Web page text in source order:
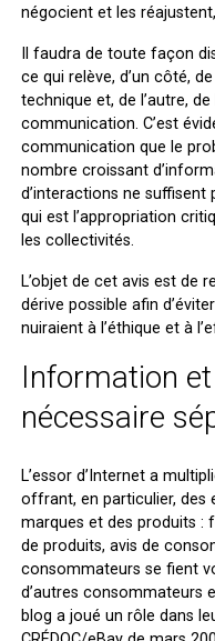
négocient et les
Il faudra de toute façon
ce qui relève, d’un côté,
technique et, de l’autre,
communication. C’est
communication que le
nombre croissant
d’interactions ne
qui est l’appropriation
les collectivités.
L’objet de cet avis est de
dérive possible afin
nuiraient à l’éthique et à
Information
nécessaire
L’essor d’Internet a
offrant, en particulier, des
marques et des produits :
de produits, avis de
consommateurs se fient
d’autres consommateurs
blog a joué un rôle dans